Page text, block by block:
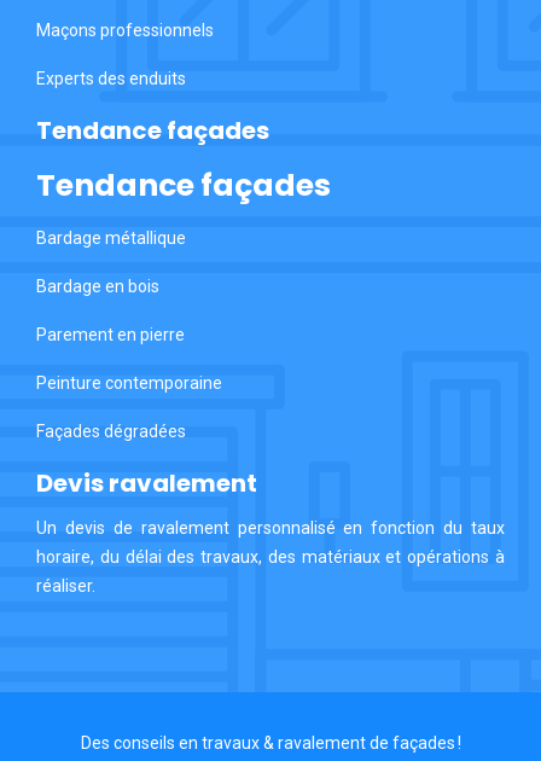
Maçons professionnels
Experts des enduits
Tendance façades
Tendance façades
Bardage métallique
Bardage en bois
Parement en pierre
Peinture contemporaine
Façades dégradées
Devis ravalement
Un devis de ravalement personnalisé en fonction du taux
horaire, du délai des travaux, des matériaux et opérations à
réaliser.
Des conseils en travaux & ravalement de façades !